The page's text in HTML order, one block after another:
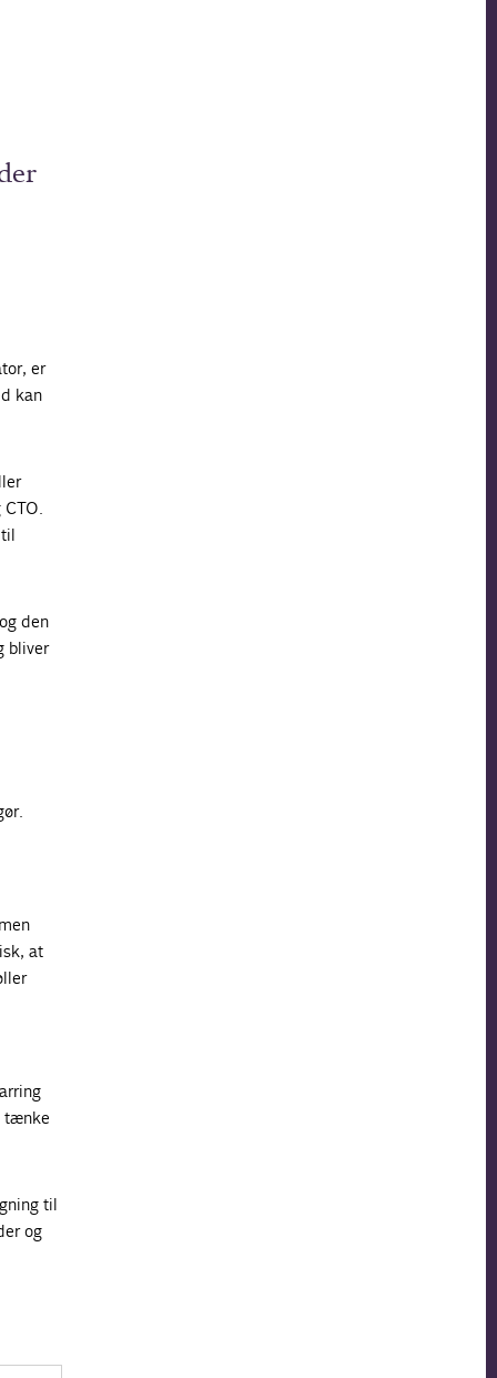
er
kan
den
bliver
at
tænke
til
og